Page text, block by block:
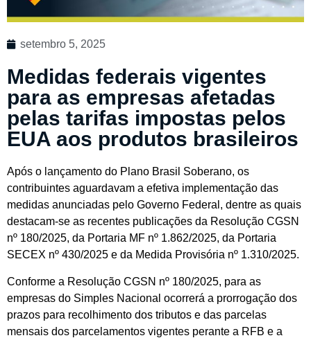
setembro 5, 2025
Medidas federais vigentes
para as empresas afetadas
pelas tarifas impostas pelos
EUA aos produtos brasileiros
Após o lançamento do Plano Brasil Soberano, os
contribuintes aguardavam a efetiva implementação das
medidas anunciadas pelo Governo Federal, dentre as quais
destacam-se as recentes publicações da Resolução CGSN
nº 180/2025, da Portaria MF nº 1.862/2025, da Portaria
SECEX nº 430/2025 e da Medida Provisória nº 1.310/2025.
Conforme a Resolução CGSN nº 180/2025, para as
empresas do Simples Nacional ocorrerá a prorrogação dos
prazos para recolhimento dos tributos e das parcelas
mensais dos parcelamentos vigentes perante a RFB e a